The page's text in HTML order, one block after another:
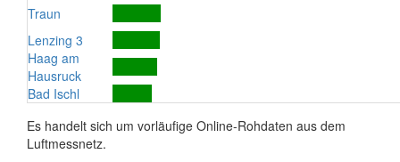
Traun
Lenzing 3
Haag am
Hausruck
Bad Ischl
Es handelt sich um vorläufige Online-Rohdaten aus dem
Luftmessnetz.